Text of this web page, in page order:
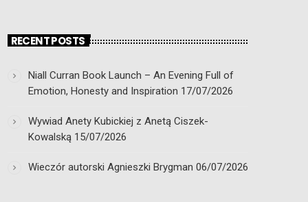
RECENT POSTS
Niall Curran Book Launch – An Evening Full of
Emotion, Honesty and Inspiration 17/07/2026
Wywiad Anety Kubickiej z Anetą Ciszek-
Kowalską 15/07/2026
Wieczór autorski Agnieszki Brygman 06/07/2026